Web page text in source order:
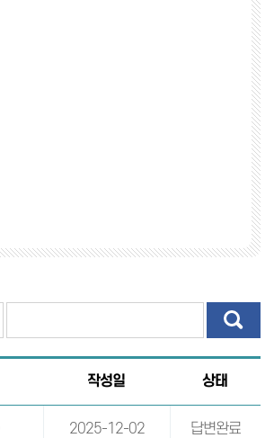
작성일 상태
2025-12-02 답변완료